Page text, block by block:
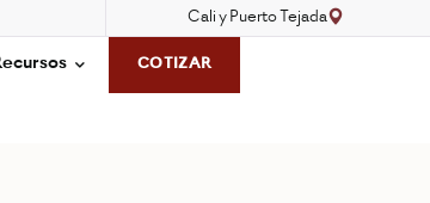
Cali y Puerto Tejada
COTIZAR